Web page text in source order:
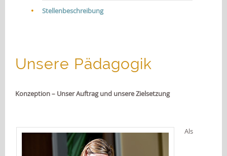
Stellenbeschreibung
Unsere Pädagogik
Konzeption – Unser Auftrag und unsere Zielsetzung
Als